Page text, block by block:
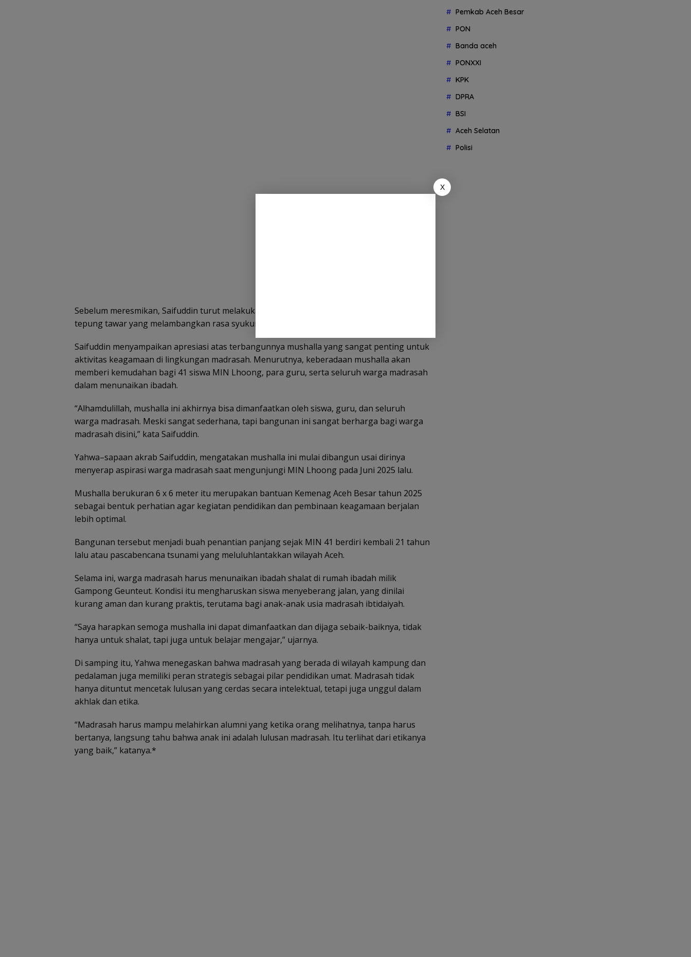
Sebelum meresmikan, Saifuddin turut melakukan peusijuek atau tradisi adat Aceh berupa
tepung tawar yang melambangkan rasa syukur dan doa keselamatan.
Saifuddin menyampaikan apresiasi atas terbangunnya mushalla yang sangat penting untuk
aktivitas keagamaan di lingkungan madrasah. Menurutnya, keberadaan mushalla akan
memberi kemudahan bagi 41 siswa MIN Lhoong, para guru, serta seluruh warga madrasah
dalam menunaikan ibadah.
“Alhamdulillah, mushalla ini akhirnya bisa dimanfaatkan oleh siswa, guru, dan seluruh
warga madrasah. Meski sangat sederhana, tapi bangunan ini sangat berharga bagi warga
madrasah disini,” kata Saifuddin.
Yahwa–sapaan akrab Saifuddin, mengatakan mushalla ini mulai dibangun usai dirinya
menyerap aspirasi warga madrasah saat mengunjungi MIN Lhoong pada Juni 2025 lalu.
Mushalla berukuran 6 x 6 meter itu merupakan bantuan Kemenag Aceh Besar tahun 2025
sebagai bentuk perhatian agar kegiatan pendidikan dan pembinaan keagamaan berjalan
lebih optimal.
Bangunan tersebut menjadi buah penantian panjang sejak MIN 41 berdiri kembali 21 tahun
lalu atau pascabencana tsunami yang meluluhlantakkan wilayah Aceh.
Selama ini, warga madrasah harus menunaikan ibadah shalat di rumah ibadah milik
Gampong Geunteut. Kondisi itu mengharuskan siswa menyeberang jalan, yang dinilai
kurang aman dan kurang praktis, terutama bagi anak-anak usia madrasah ibtidaiyah.
“Saya harapkan semoga mushalla ini dapat dimanfaatkan dan dijaga sebaik-baiknya, tidak
hanya untuk shalat, tapi juga untuk belajar mengajar,” ujarnya.
Di samping itu, Yahwa menegaskan bahwa madrasah yang berada di wilayah kampung dan
pedalaman juga memiliki peran strategis sebagai pilar pendidikan umat. Madrasah tidak
hanya dituntut mencetak lulusan yang cerdas secara intelektual, tetapi juga unggul dalam
akhlak dan etika.
“Madrasah harus mampu melahirkan alumni yang ketika orang melihatnya, tanpa harus
bertanya, langsung tahu bahwa anak ini adalah lulusan madrasah. Itu terlihat dari etikanya
yang baik,” katanya.*
Pemkab Aceh Besar
PON
Banda aceh
PONXXI
KPK
DPRA
BSI
Aceh Selatan
Polisi
X